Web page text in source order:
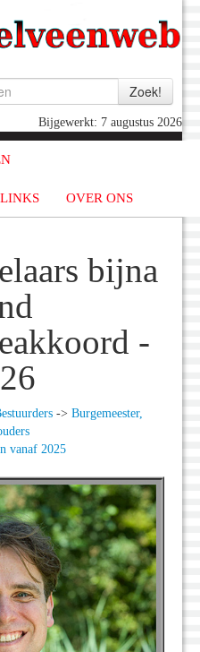
Bijgewerkt: 7 augustus 2026
LINKS OVER ONS
bijna
-
-> Burgemeester,
vanaf 2025